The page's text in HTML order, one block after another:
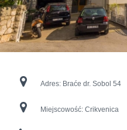
Adres: Braće dr. Sobol 54
Miejscowość: Crikvenica